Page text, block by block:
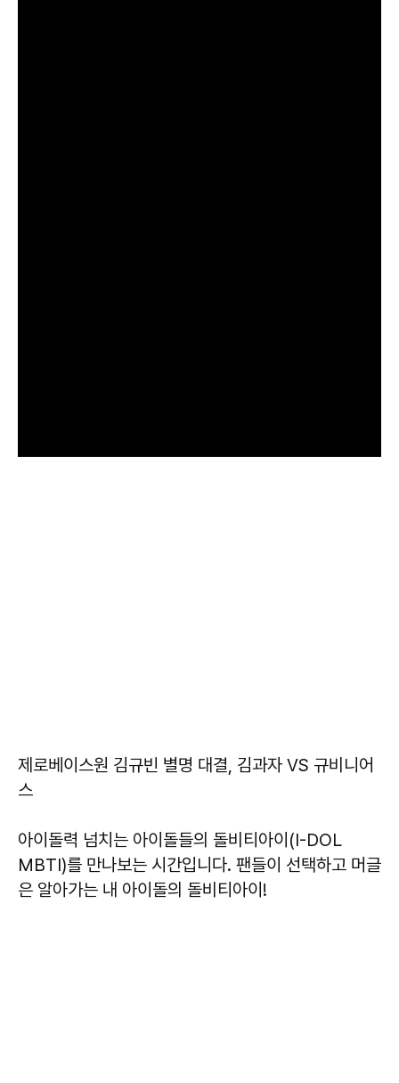
제로베이스원 김규빈 별명 대결, 김과자 VS 규비니어
스
아이돌력 넘치는 아이돌들의 돌비티아이(I-DOL
MBTI)를 만나보는 시간입니다. 팬들이 선택하고 머글
은 알아가는 내 아이돌의 돌비티아이!